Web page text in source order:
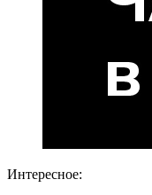
Интересное: